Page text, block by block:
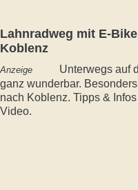
Lahnradweg mit E-
Koblenz
Anzeige
Unterwegs auf
ganz wunderbar.
nach Koblenz. Tipps &
Video.